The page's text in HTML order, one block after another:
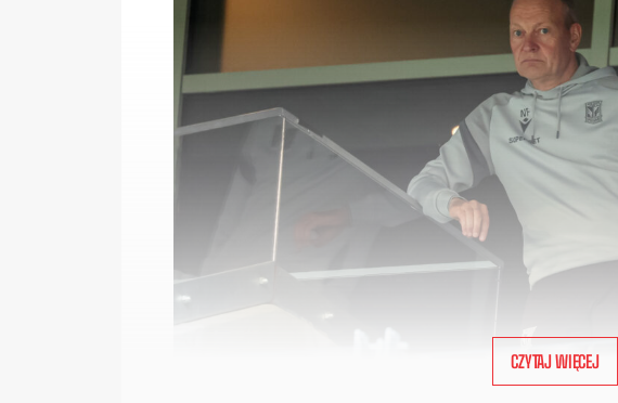
CZYTAJ WIĘCEJ